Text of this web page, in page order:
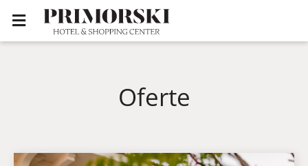
Oferte